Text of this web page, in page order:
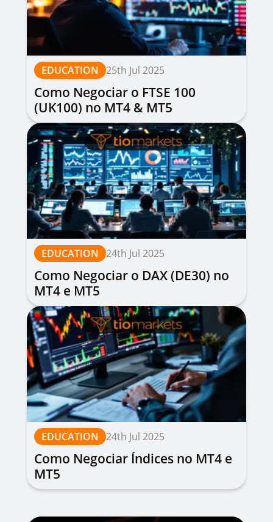
EDUCATION 25th Jul 2025
Como Negociar o FTSE 100
(UK100) no MT4 & MT5
EDUCATION 24th Jul 2025
Como Negociar o DAX (DE30) no
MT4 e MT5
EDUCATION 24th Jul 2025
Como Negociar Índices no MT4 e
MT5